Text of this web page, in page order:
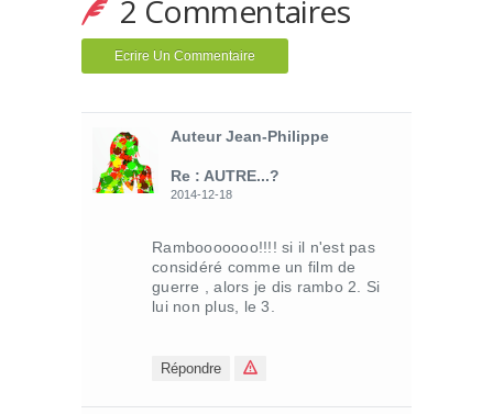
2 Commentaires
Ecrire Un Commentaire
Auteur Jean-Philippe
Re : AUTRE...?
2014-12-18
Rambooooooo!!!! si il n'est pas
considéré comme un film de
guerre , alors je dis rambo 2. Si
lui non plus, le 3.
Répondre